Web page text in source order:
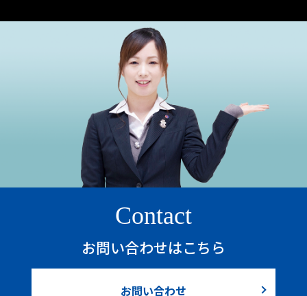
Contact
お問い合わせはこちら
お問い合わせ